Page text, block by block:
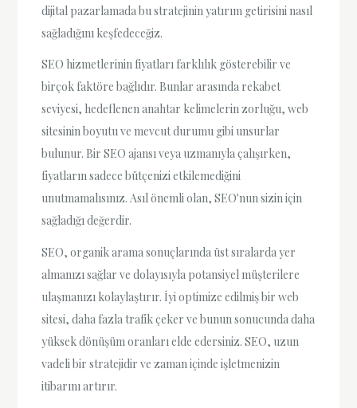
dijital pazarlamada bu stratejinin yatırım getirisini nasıl
sağladığını keşfedeceğiz.
SEO hizmetlerinin fiyatları farklılık gösterebilir ve
birçok faktöre bağlıdır. Bunlar arasında rekabet
seviyesi, hedeflenen anahtar kelimelerin zorluğu, web
sitesinin boyutu ve mevcut durumu gibi unsurlar
bulunur. Bir SEO ajansı veya uzmanıyla çalışırken,
fiyatların sadece bütçenizi etkilemediğini
unutmamalısınız. Asıl önemli olan, SEO'nun sizin için
sağladığı değerdir.
SEO, organik arama sonuçlarında üst sıralarda yer
almanızı sağlar ve dolayısıyla potansiyel müşterilere
ulaşmanızı kolaylaştırır. İyi optimize edilmiş bir web
sitesi, daha fazla trafik çeker ve bunun sonucunda daha
yüksek dönüşüm oranları elde edersiniz. SEO, uzun
vadeli bir stratejidir ve zaman içinde işletmenizin
itibarını artırır.